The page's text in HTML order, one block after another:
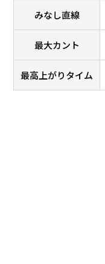
みなし直線
最大カント
最高上がりタイム